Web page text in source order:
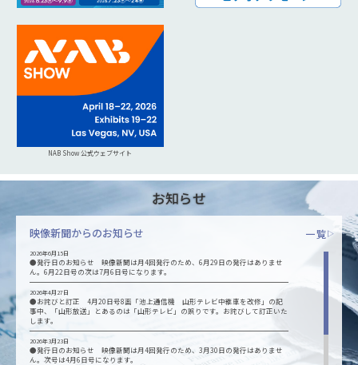
NAB Show 公式ウェブサイト
お知らせ
映像新聞からのお知らせ 一覧▷
2026年6月15日
●発行日のお知らせ 映像新聞は月4回発行のため、6月29日の発行はありませ
ん。6月22日号の次は7月6日号になります。
2026年4月27日
●お詫びと訂正 4月20日号8面「池上通信機 山形テレビ中継車を改修」の記
事中、「山形放送」とあるのは「山形テレビ」の誤りです。お詫びして訂正いた
します。
2026年3月23日
●発行日のお知らせ 映像新聞は月4回発行のため、3月30日の発行はありませ
ん。次号は4月6日号になります。